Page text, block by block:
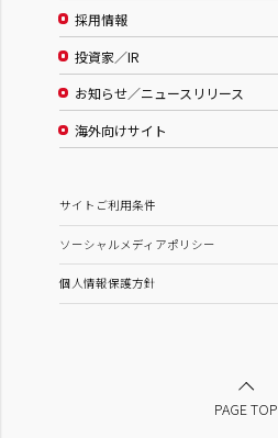
採用情報
投資家／IR
お知らせ／ニュースリリース
海外向けサイト
サイトご利用条件
ソーシャルメディアポリシー
個人情報保護方針
PAGE TOP